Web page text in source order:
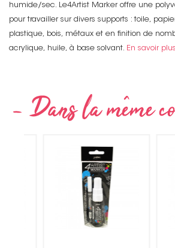
humide/sec. Le4Artist Marker offre une
pour travailler sur divers supports : toile,
plastique, bois, métaux et en finition de
acrylique, huile, à base solvant. En savoir plus